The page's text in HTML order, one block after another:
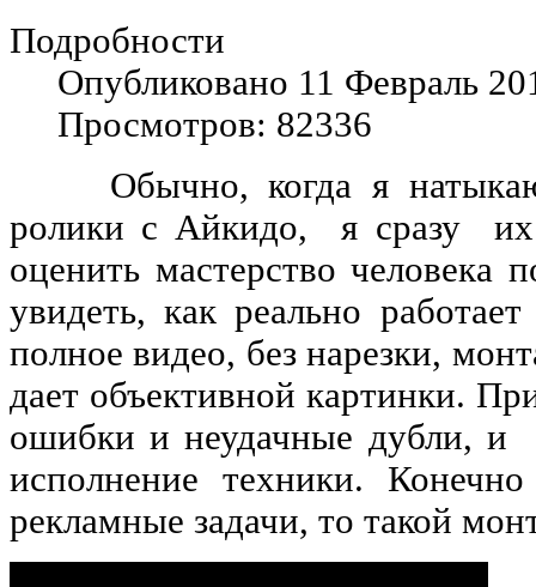
Подробности
Опубликовано 11 Февраль
Просмотров: 82336
Обычно, когда я
ролики с Айкидо, я сразу
оценить мастерство человека
увидеть, как реально
полное видео, без нарезки,
дает объективной картинки.
ошибки и неудачные дубли, и
исполнение техники.
рекламные задачи, то такой